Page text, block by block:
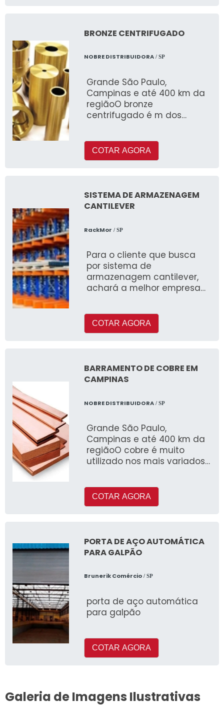
BRONZE CENTRIFUGADO
NOBRE DISTRIBUIDORA/ SP
Grande São Paulo,
Campinas e até 400 km da
regiãoO bronze
centrifugado é m dos
ind&uacut
COTAR AGORA
SISTEMA DE ARMAZENAGEM
CANTILEVER
RackMor / SP
Para o cliente que busca
por sistema de
armazenagem cantilever,
achará a melhor empresa
mercado e conhecendo a
melhor em qua
COTAR AGORA
BARRAMENTO DE COBRE EM
CAMPINAS
NOBRE DISTRIBUIDORA/ SP
Grande São Paulo,
Campinas e até 400 km da
regiãoO cobre é muito
utilizado nos mais variados
COTAR AGORA
PORTA DE AÇO AUTOMÁTICA
PARA GALPÃO
Brunerik Comércio/ SP
porta de aço automática
para galpão
COTAR AGORA
Galeria de Imagens Ilustrativas